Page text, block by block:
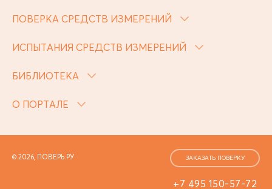
ПОВЕРКА СРЕДСТВ ИЗМЕРЕНИЙ
ИСПЫТАНИЯ СРЕДСТВ ИЗМЕРЕНИЙ
БИБЛИОТЕКА
О ПОРТАЛЕ
© 2026, ПОВЕРЬ.РУ
+7 495 150-57-72
ЗАКАЗАТЬ ПОВЕРКУ